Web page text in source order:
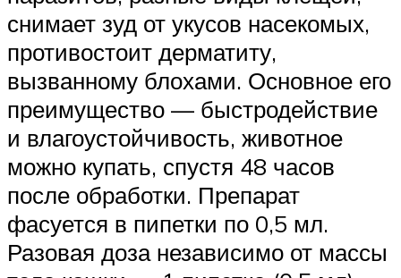
снимает зуд от укусов насекомых,
противостоит дерматиту,
вызванному блохами. Основное его
преимущество — быстродействие
и влагоустойчивость, животное
можно купать, спустя 48 часов
после обработки. Препарат
фасуется в пипетки по 0,5 мл.
Разовая доза независимо от массы